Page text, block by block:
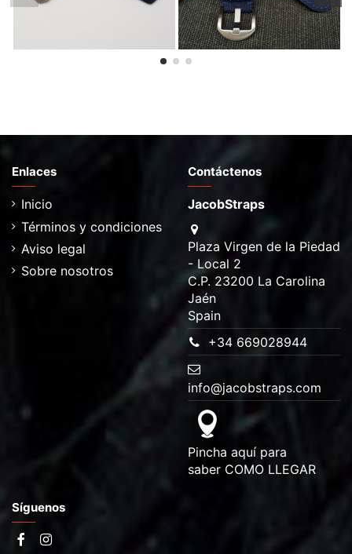
Enlaces
Inicio
Términos y condiciones
Aviso legal
Sobre nosotros
Contáctenos
JacobStraps
Plaza Virgen de la Piedad
- Local 2
C.P. 23200 La Carolina
Jaén
Spain
+34 669028944
info@jacobstraps.com
Pincha aquí para
saber COMO LLEGAR
Síguenos